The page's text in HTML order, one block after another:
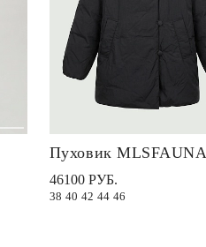
Пуховик MLSFAUNA
46100 РУБ.
38 40 42 44 46